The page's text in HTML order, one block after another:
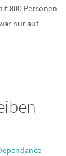
800 Personen
nur auf